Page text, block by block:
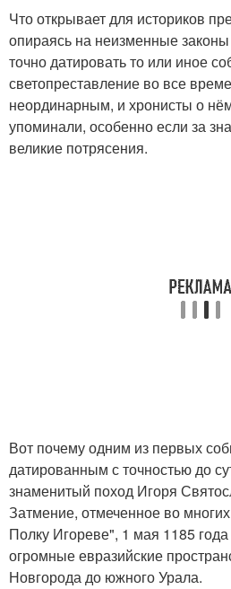
Что открывает для историков
опираясь на неизменные
точно датировать то или иное
светопреставление во все
неординарным, и хронисты о
упоминали, особенно если за
великие потрясения.
Вот почему одним из первых
датированным с точностью до
знаменитый поход Игоря
Затмение, отмеченное во
Полку Игореве", 1 мая 1185
огромные евразийские
Новгорода до южного Урала.